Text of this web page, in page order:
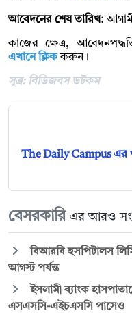
আবেদনের শেষ তারিখ:
কাজের ক্ষেত্র,
এখানে ক্লিককরুন।
সূত্র: বিডিজবস ডটকম
The Daily Campus এর
বেসরকারি এর আরও
বিআরবি হসপিটালস
আগস্ট পর্যন্ত
ইসলামী ব্যাংক
এসএসসি-এইচএসসি পাসেও